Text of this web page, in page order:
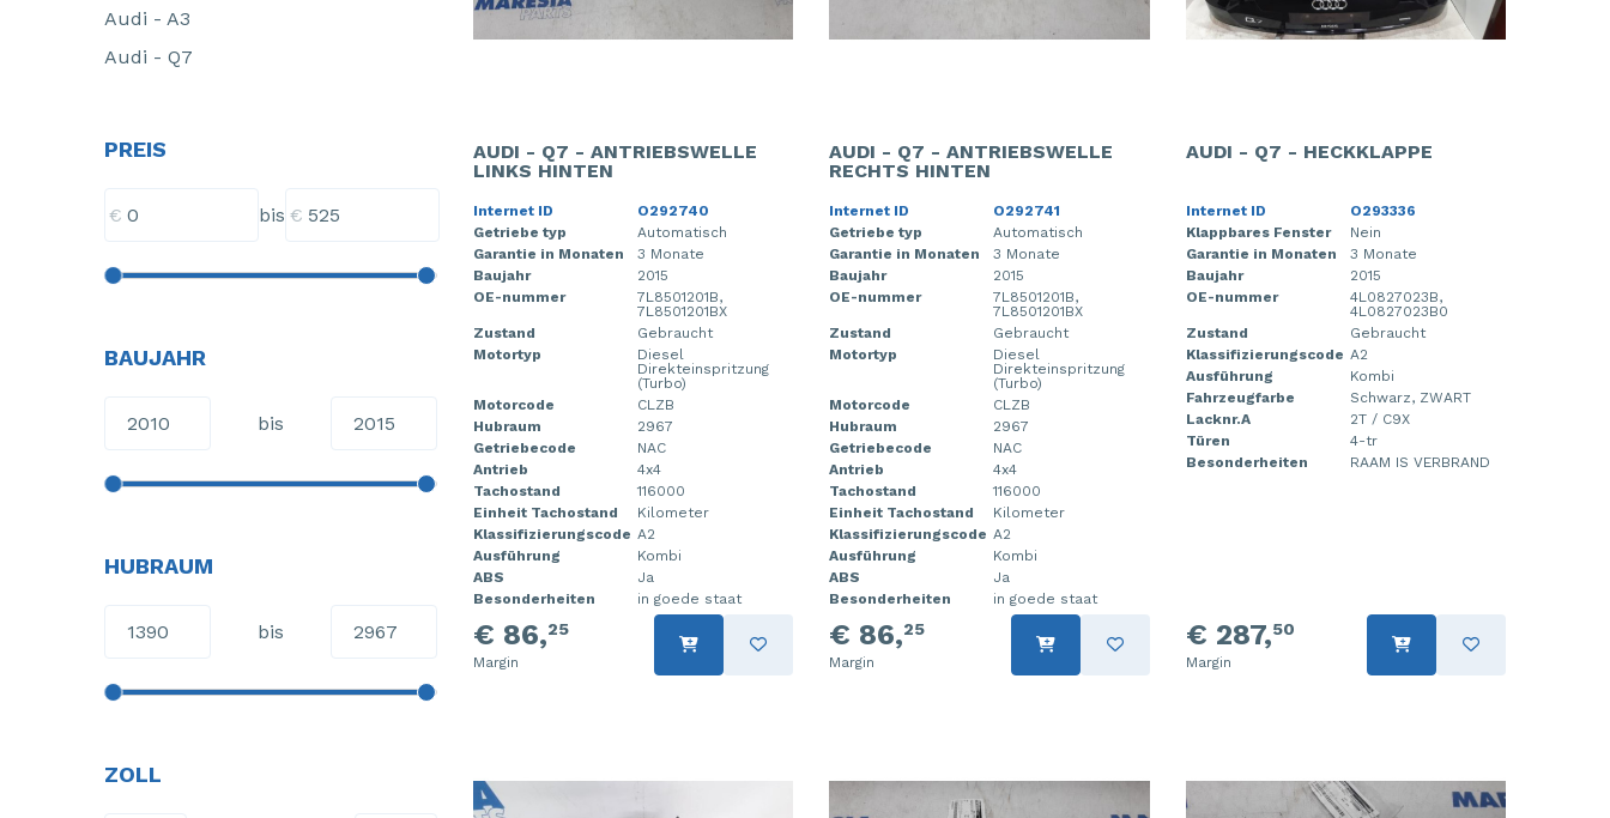
Audi - A3
Audi - Q7
PREIS
€ bis €
BAUJAHR
bis
HUBRAUM
bis
ZOLL
AUDI - Q7 - ANTRIEBSWELLE
LINKS HINTEN
Internet ID
O292740
Getriebe typ
Automatisch
Garantie in Monaten
3 Monate
Baujahr
2015
OE-nummer
7L8501201B,
7L8501201BX
Zustand
Gebraucht
Motortyp
Diesel
Direkteinspritzung
(Turbo)
Motorcode
CLZB
Hubraum
2967
Getriebecode
NAC
Antrieb
4x4
Tachostand
116000
Einheit Tachostand
Kilometer
Klassifizierungscode A2
Ausführung
Kombi
ABS
Ja
Besonderheiten
in goede staat
€ 86,25
Margin
AUDI - Q7 - ANTRIEBSWELLE
RECHTS HINTEN
Internet ID
O292741
Getriebe typ
Automatisch
Garantie in Monaten
3 Monate
Baujahr
2015
OE-nummer
7L8501201B,
7L8501201BX
Zustand
Gebraucht
Motortyp
Diesel
Direkteinspritzung
(Turbo)
Motorcode
CLZB
Hubraum
2967
Getriebecode
NAC
Antrieb
4x4
Tachostand
116000
Einheit Tachostand
Kilometer
Klassifizierungscode A2
Ausführung
Kombi
ABS
Ja
Besonderheiten
in goede staat
€ 86,25
Margin
AUDI - Q7 - HECKKLAPPE
Internet ID
O293336
Klappbares Fenster
Nein
Garantie in Monaten
3 Monate
Baujahr
2015
OE-nummer
4L0827023B,
4L0827023B0
Zustand
Gebraucht
Klassifizierungscode A2
Ausführung
Kombi
Fahrzeugfarbe
Schwarz, ZWART
Lacknr.A
2T / C9X
Türen
4-tr
Besonderheiten
RAAM IS VERBRAND
€ 287,50
Margin